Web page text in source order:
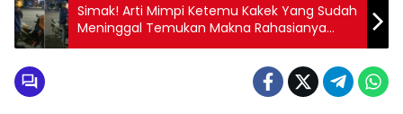
Simak! Arti Mimpi Ketemu Kakek Yang Sudah
Meninggal Temukan Makna Rahasianya
Disini